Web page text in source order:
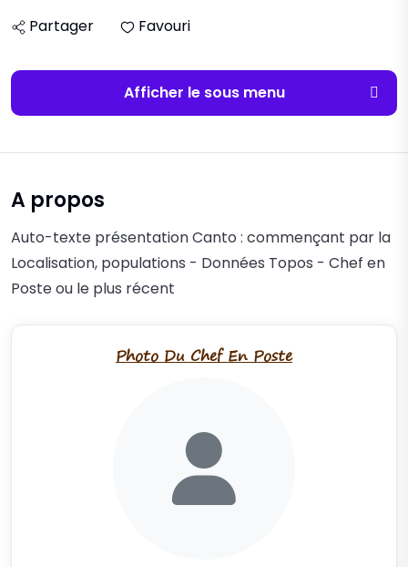
Partager
Favouri
Afficher le sous menu
A propos
Auto-texte présentation Canto : commençant par la
Localisation, populations - Données Topos - Chef en
Poste ou le plus récent
Photo Du Chef En Poste